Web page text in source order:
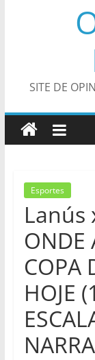
SITE DE
Esportes
Lanús
ONDE
COPA
HOJE